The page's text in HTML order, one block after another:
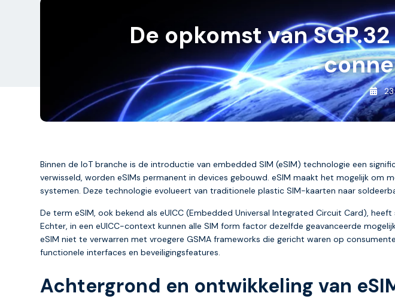
De opkomst van
23
Binnen de IoT branche is de introductie van embedded SIM (eSIM) technologie een
verwisseld, worden eSIMs permanent in devices gebouwd. eSIM maakt het mogelijk
systemen. Deze technologie evolueert van traditionele plastic SIM-kaarten naar
De term eSIM, ook bekend als eUICC (Embedded Universal Integrated Circuit Card),
Echter, in een eUICC-context kunnen alle SIM form factor dezelfde geavanceerde
eSIM niet te verwarren met vroegere GSMA frameworks die gericht waren op
functionele interfaces en beveiligingsfeatures.
Achtergrond en ontwikkeling van